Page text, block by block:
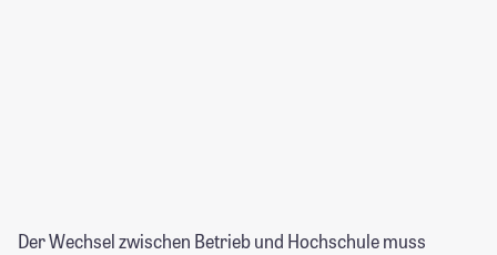
Der Wechsel zwischen Betrieb und Hochschule muss